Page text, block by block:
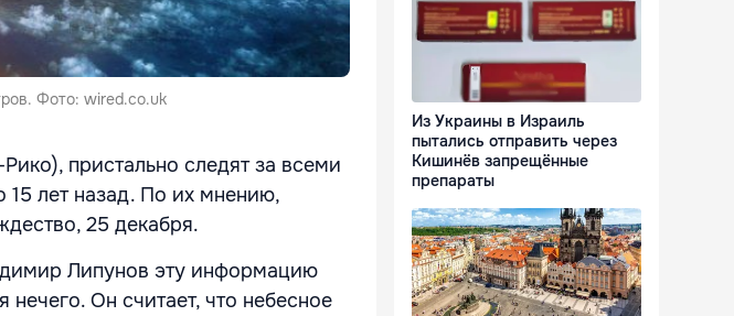
Фото: wired.co.uk
пристально следят за всеми
15 лет назад. По их мнению,
25 декабря.
Липунов эту информацию
Он считает, что небесное
Из Украины в Израиль
пытались отправить через
Кишинёв запрещённые
препараты